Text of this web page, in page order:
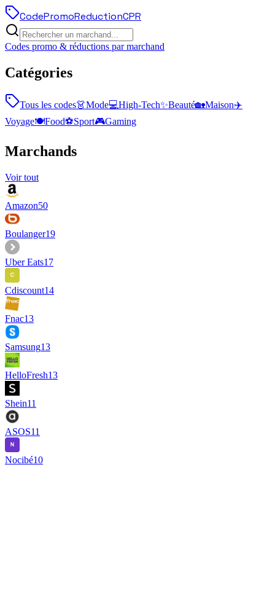
CodePromoReductionCPR
Codes promo & réductions par marchand
Catégories
Tous les codes👗Mode💻High-Tech✨Beauté🏡Maison✈️
Voyage🍽️Food⚽Sport🎮Gaming
Marchands
Voir tout
Amazon50
Boulanger19
Uber Eats17
Cdiscount14
Fnac13
Samsung13
HelloFresh13
Shein11
ASOS11
Nocibé10